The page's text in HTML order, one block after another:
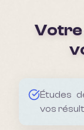
Votre
Études
vos